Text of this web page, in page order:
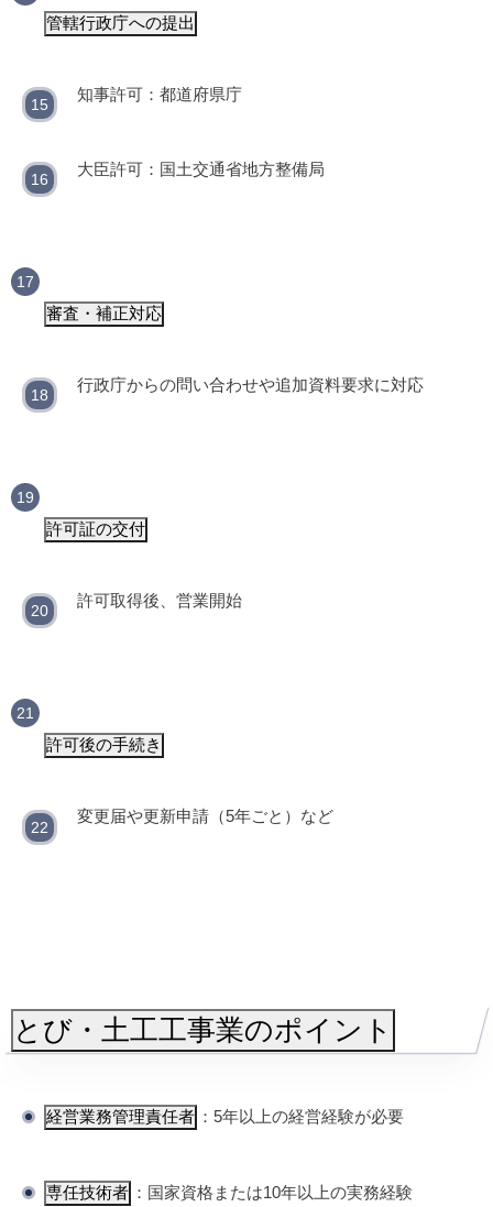
管轄行政庁への提出
知事許可：都道府県庁
大臣許可：国土交通省地方整備局
審査・補正対応
行政庁からの問い合わせや追加資料要求に対応
許可証の交付
許可取得後、営業開始
許可後の手続き
変更届や更新申請（5年ごと）など
とび・土工工事業のポイント
経営業務管理責任者 ：5年以上の経営経験が必要
専任技術者 ：国家資格または10年以上の実務経験